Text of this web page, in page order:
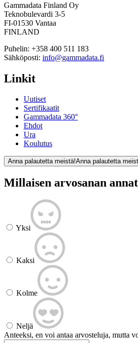
Gammadata Finland Oy
Teknobulevardi 3-5
FI-01530 Vantaa
FINLAND
Puhelin: +358 400 511 183
Sähköposti: info@gammadata.fi
Linkit
Uutiset
Sertifikaatit
Gammadata 360°
Ehdot
Ura
Koulutus
Anna palautetta meistä!Anna palautetta
Millaisen arvosanan
Yksi
Kaksi
Kolme
Neljä
Anteeksi, en voi antaa arvosteluja, mutta